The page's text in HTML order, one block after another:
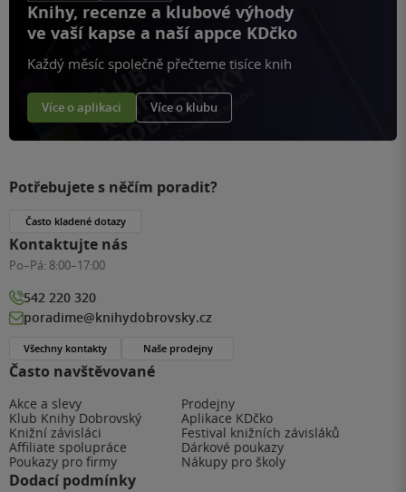
Knihy, recenze a klubové výhody
ve vaší kapse a naší appce KDčko
Každý měsíc společně přečteme tisíce knih
Více o aplikaci Více o klubu
Často navštěvované
Akce a slevy
Prodejny
Klub Knihy Dobrovský
Aplikace KDčko
Knižní závisláci
Festival knižních závisláků
Affiliate spolupráce
Dárkové poukazy
Poukazy pro firmy
Nákupy pro školy
Dodací podmínky
Potřebujete s něčím poradit?
Často kladené dotazy
Kontaktujte nás
Po–Pá: 8:00–17:00
542 220 320
poradime@knihydobrovsky.cz
Všechny kontakty Naše prodejny